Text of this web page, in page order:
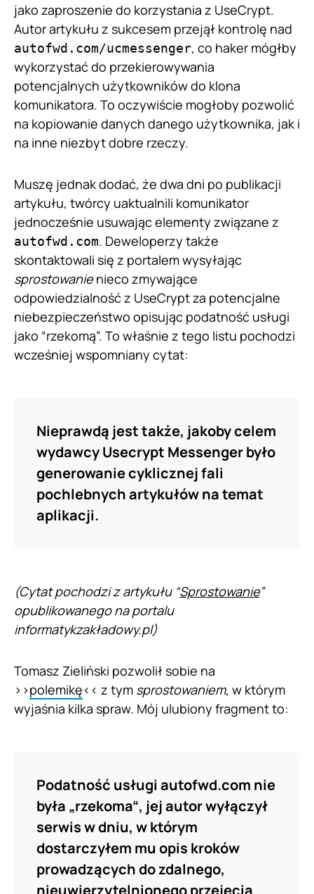
jako zaproszenie do korzystania z UseCrypt.
Autor artykułu z sukcesem przejął kontrolę nad
autofwd.com/ucmessenger, co haker mógłby
wykorzystać do przekierowywania
potencjalnych użytkowników do klona
komunikatora. To oczywiście mogłoby pozwolić
na kopiowanie danych danego użytkownika, jak i
na inne niezbyt dobre rzeczy.
Muszę jednak dodać, że dwa dni po publikacji
artykułu, twórcy uaktualnili komunikator
jednocześnie usuwając elementy związane z
autofwd.com. Deweloperzy także
skontaktowali się z portalem wysyłając
sprostowanienieco zmywające
odpowiedzialność z UseCrypt za potencjalne
niebezpieczeństwo opisując podatność usługi
jako “rzekomą”. To właśnie z tego listu pochodzi
wcześniej wspomniany cytat:
Nieprawdą jest także, jakoby celem
wydawcy Usecrypt Messenger było
generowanie cyklicznej fali
pochlebnych artykułów na temat
aplikacji.
(Cytat pochodzi z artykułu “Sprostowanie”
opublikowanego na portalu
informatykzakładowy.pl)
Tomasz Zieliński pozwolił sobie na
>>polemikę<< z tym sprostowaniem, w którym
wyjaśnia kilka spraw. Mój ulubiony fragment to:
Podatność usługi autofwd.com nie
była „rzekoma“, jej autor wyłączył
serwis w dniu, w którym
dostarczyłem mu opis kroków
prowadzących do zdalnego,
nieuwierzytelnionego przejęcia